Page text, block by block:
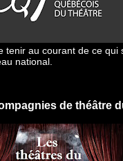
tenir au courant de ce qui
national.
de théâtre